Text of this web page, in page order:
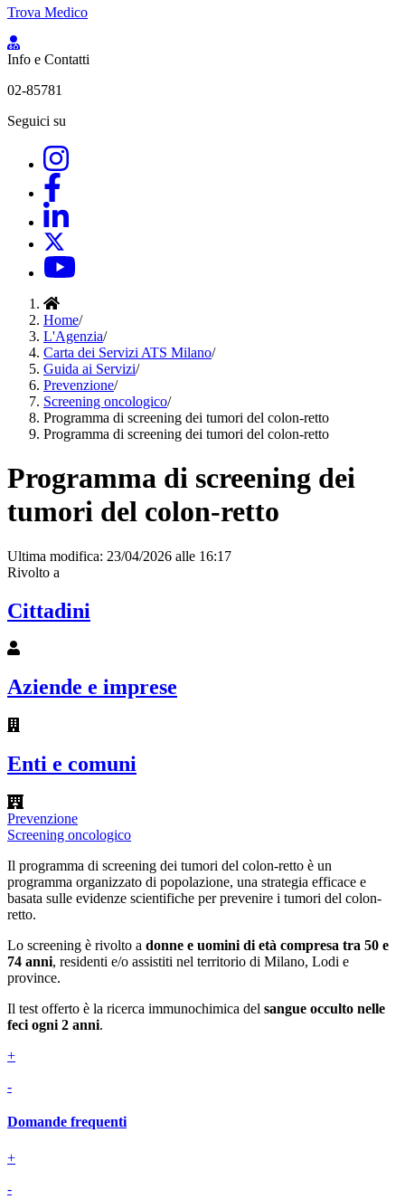
Trova Medico
Info e Contatti
02-85781
Seguici su
Home/
L'Agenzia/
Carta dei Servizi ATS Milano/
Guida ai Servizi/
Prevenzione/
Screening oncologico/
Programma di screening dei tumori del colon-retto
Programma di screening dei tumori del colon-retto
Programma di screening dei
tumori del colon-retto
Ultima modifica: 23/04/2026 alle 16:17
Rivolto a
Cittadini
Aziende e imprese
Enti e comuni
Prevenzione
Screening oncologico
Il programma di screening dei tumori del colon-retto è un
programma organizzato di popolazione, una strategia efficace e
basata sulle evidenze scientifiche per prevenire i tumori del colon-
retto.
Lo screening è rivolto a donne e uomini di età compresa tra 50 e
74 anni, residenti e/o assistiti nel territorio di Milano, Lodi e
province.
Il test offerto è la ricerca immunochimica del sangue occulto nelle
feci ogni 2 anni.
+
-
Domande frequenti
+
-